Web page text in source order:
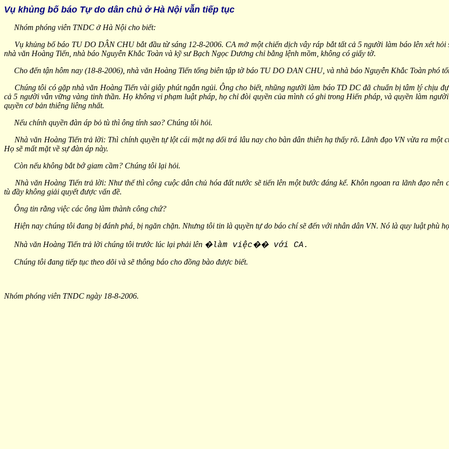
Vụ khủng bố báo Tự do dân chủ ở Hà Nội vẫn tiếp tục
Nhóm phóng viên TNDC ở Hà Nội cho biết:
Vụ khủng bố báo TU DO DÂN CHU bắt đầu từ sáng 12-8-2006. CA mở một chiến dịch vây ráp bắt tất cả 5 người làm báo lên xét
nhà văn Hoàng Tiến, nhà báo Nguyễn Khắc Toàn và kỹ sư Bạch Ngọc Dương chỉ bằng lệnh mồm, không có giấy tờ.
Cho đến tận hôm nay (18-8-2006), nhà văn Hoàng Tiến tổng biên tập tờ báo TU DO DAN CHU, và nhà báo Nguyễn Khắc Toàn phó
Chúng tôi có gặp nhà văn Hoàng Tiến vài giây phút ngắn ngủi. Ông cho biết, nhũng người làm báo TD DC đã chuẩn bị tâm lý chịu
cả 5 người vẫn vững vàng tinh thần. Họ không vi phạm luật pháp, họ chỉ đòi quyền của mình có ghi trong Hiến pháp, và quyền làm
quyền cơ bản thiêng liêng nhất.
Nếu chính quyền đàn áp bỏ tù thì ông tính sao? Chúng tôi hỏi.
Nhà văn Hoàng Tiến trả lời: Thì chính quyền tự lột cái mặt nạ dối trá lâu nay cho bàn dân thiên hạ thấy rõ. Lãnh đạo VN vừa ra một
Họ sẽ mất mặt về sự đàn áp này.
Còn nếu không bắt bớ giam cầm? Chúng tôi lại hỏi.
Nhà văn Hoàng Tiến trả lời: Như thế thì công cuộc dân chủ hóa đất nước sẽ tiến lên một bước đáng kể. Khôn ngoan ra lãnh đạo nên
tù đầy không giải quyết được vấn đề.
Ông tin rằng việc các ông làm thành công chứ?
Hiện nay chúng tôi đang bị đánh phá, bị ngăn chặn. Nhưng tôi tin là quyền tự do báo chí sẽ đến với nhân dân VN. Nó là quy luật phù
Nhà văn Hoàng Tiến trả lời chúng tôi trước lúc lại phải lên �làm việc�� với CA.
Chúng tôi đang tiếp tục theo dõi và sẽ thông báo cho đồng bào được biết.
Nhóm phóng viên TNDC ngày 18-8-2006.